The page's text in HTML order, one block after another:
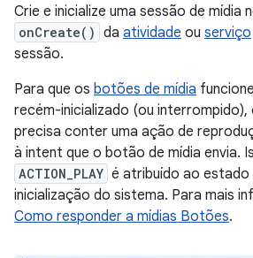
Crie e inicialize uma sessão de mídia
onCreate() da atividade ou serviço
sessão.
Para que os botões de mídia
recém-inicializado (ou interrompido),
precisa conter uma ação de
à intent que o botão de mídia envia.
ACTION_PLAY é atribuído ao estado
inicialização do sistema. Para mais
Como responder a mídias Botões.